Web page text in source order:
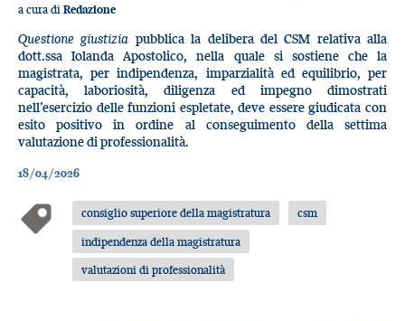
a cura di Redazione
Questione giustizia pubblica la delibera del CSM relativa alla
dott.ssa Iolanda Apostolico, nella quale si sostiene che la
magistrata, per indipendenza, imparzialità ed equilibrio, per
capacità, laboriosità, diligenza ed impegno dimostrati
nell’esercizio delle funzioni espletate, deve essere giudicata con
esito positivo in ordine al conseguimento della settima
valutazione di professionalità.
18/04/2026
consiglio superiore della magistratura
csm
indipendenza della magistratura
valutazioni di professionalità